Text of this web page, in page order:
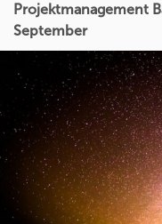
Projektmanagement
September